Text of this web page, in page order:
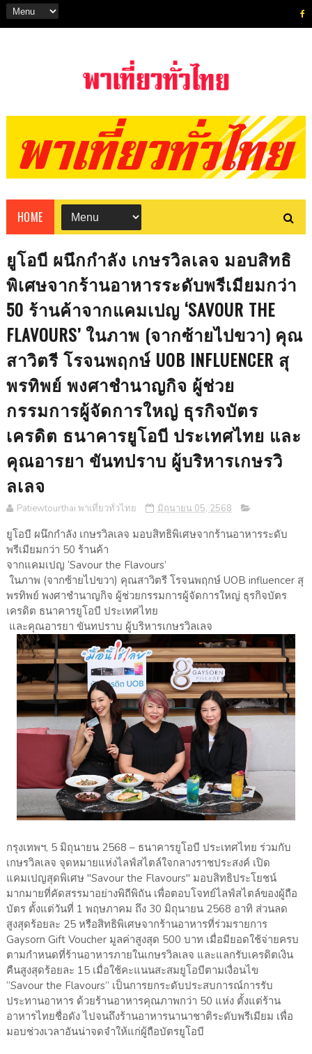
HOME
ยูโอบี ผนึกกำลัง เกษรวิลเลจ มอบสิทธิ
พิเศษจากร้านอาหารระดับพรีเมียมกว่า
50 ร้านค้าจากแคมเปญ ‘SAVOUR THE
FLAVOURS’ ในภาพ (จากซ้ายไปขวา) คุณ
สาวิตรี โรจนพฤกษ์ UOB INFLUENCER สุ
พรทิพย์ พงศาชำนาญกิจ ผู้ช่วย
กรรมการผู้จัดการใหญ่ ธุรกิจบัตร
เครดิต ธนาคารยูโอบี ประเทศไทย และ
คุณอารยา ขันทปราบ ผู้บริหารเกษรวิ
ลเลจ
Patiewtourthai พาเที่ยวทั่วไทย มิถุนายน 05, 2568
ยูโอบี ผนึกกำลัง เกษรวิลเลจ มอบสิทธิพิเศษจากร้านอาหารระดับ
พรีเมียมกว่า 50 ร้านค้า
จากแคมเปญ ‘Savour the Flavours’
ในภาพ (จากซ้ายไปขวา) คุณสาวิตรี โรจนพฤกษ์ UOB influencer สุ
พรทิพย์ พงศาชำนาญกิจ ผู้ช่วยกรรมการผู้จัดการใหญ่ ธุรกิจบัตร
เครดิต ธนาคารยูโอบี ประเทศไทย
และคุณอารยา ขันทปราบ ผู้บริหารเกษรวิลเลจ
กรุงเทพฯ, 5 มิถุนายน 2568 – ธนาคารยูโอบี ประเทศไทย ร่วมกับ
เกษรวิลเลจ จุดหมายแห่งไลฟ์สไตล์ใจกลางราชประสงค์ เปิด
แคมเปญสุดพิเศษ "Savour the Flavours" มอบสิทธิประโยชน์
มากมายที่คัดสรรมาอย่างพิถีพิถัน เพื่อตอบโจทย์ไลฟ์สไตล์ของผู้ถือ
บัตร ตั้งแต่วันที่ 1 พฤษภาคม ถึง 30 มิถุนายน 2568 อาทิ ส่วนลด
สูงสุดร้อยละ 25 หรือสิทธิพิเศษจากร้านอาหารที่ร่วมรายการ
Gaysorn Gift Voucher มูลค่าสูงสุด 500 บาท เมื่อมียอดใช้จ่ายครบ
ตามกำหนดที่ร้านอาหารภายในเกษรวิลเลจ และแลกรับเครดิตเงิน
คืนสูงสุดร้อยละ 15 เมื่อใช้คะแนนสะสมยูโอบีตามเงื่อนไข
“Savour the Flavours” เป็นการยกระดับประสบการณ์การรับ
ประทานอาหาร ด้วยร้านอาหารคุณภาพกว่า 50 แห่ง ตั้งแต่ร้าน
อาหารไทยชื่อดัง ไปจนถึงร้านอาหารนานาชาติระดับพรีเมียม เพื่อ
มอบช่วงเวลาอันน่าจดจำให้แก่ผู้ถือบัตรยูโอบี